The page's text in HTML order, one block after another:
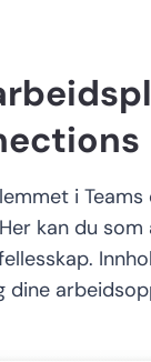
i Teams
Her kan du